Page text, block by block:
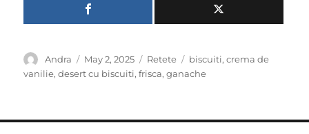
Author
Andra
Posted
on
May 2, 2025 Categories
Retete Tags
biscuiti,crema de
vanilie,desert cu biscuiti,frisca,ganache